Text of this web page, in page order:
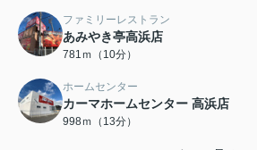
ファミリーレストラン
あみやき亭高浜店
781ｍ（10分）
ホームセンター
カーマホームセンター 高浜店
998ｍ（13分）